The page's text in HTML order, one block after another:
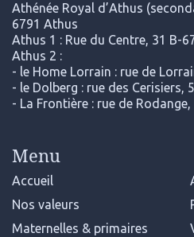
Athénée Royal d’Athus
6791 Athus
Athus 1 : Rue du Centre, 31 B-
Athus 2 :
- le Home Lorrain : rue de
- le Dolberg : rue des Cerisiers,
- La Frontière : rue de
Menu
Accueil
Nos valeurs
Maternelles & primaires